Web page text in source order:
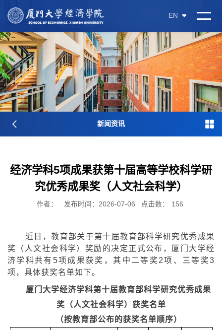
EN
新闻资讯
经济学科5项成果获第十届高等学校科学研
究优秀成果奖（人文社会科学）
作者： 发布时间：2026-07-06 点击数： 156
近日，教育部关于第十届教育部科学研究优秀成果
奖（人文社会科学）奖励的决定正式公布，厦门大学经
济学科共有 5项成果获奖，其中二等奖2项、三等奖3
项，具体获奖名单如下。
厦门大学经济学科第十届教育部科学研究优秀成果
奖（人文社会科学）获奖名单
（按教育部公布的获奖名单顺序）